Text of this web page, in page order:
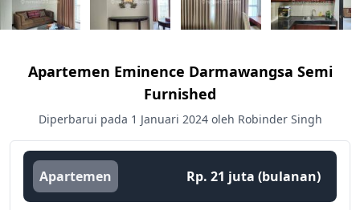
Apartemen Eminence Darmawangsa Semi
Furnished
Diperbarui pada 1 Januari 2024 oleh Robinder Singh
Apartemen Rp. 21 juta (bulanan)